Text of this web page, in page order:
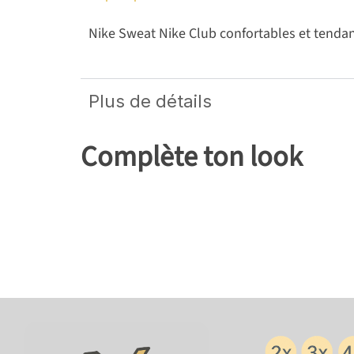
Nike Sweat Nike Club confortables et
Plus de détails
Complète ton look